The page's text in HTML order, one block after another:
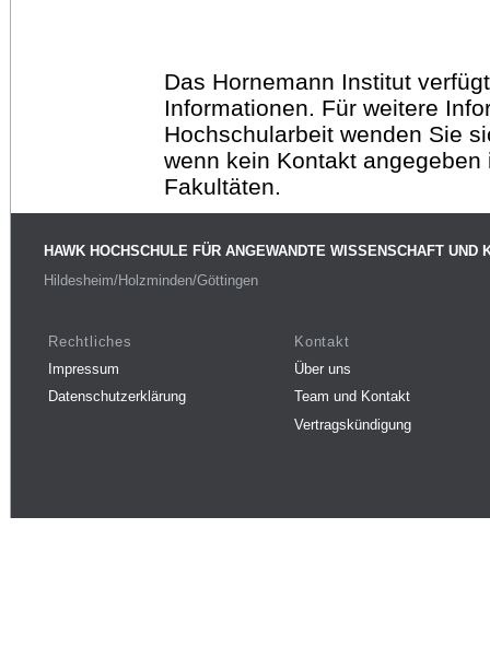
Das Hornemann Institut
Informationen. Für weitere
Hochschularbeit wenden Sie
wenn kein Kontakt
Fakultäten.
HAWK HOCHSCHULE FÜR ANGEWANDTE WISSENSCHAFT UND
Hildesheim/Holzminden/Göttingen
Rechtliches
Impressum
Datenschutzerklärung
Kontakt
Über uns
Team und Kontakt
Vertragskündigung